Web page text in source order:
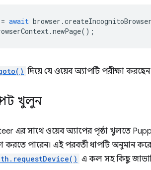
= await browser .
.newPage();
দিয়ে যে ওয়েব অ্যাপটি পরীক্ষা
খুলুন
এর সাথে ওয়েব অ্যাপের পৃষ্ঠা খুলতে
করতে পারেন। এই পরবর্তী ধাপটি অনুমান
এ কল সহ কিছু